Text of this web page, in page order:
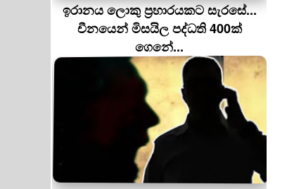
ඉරානය ලොකු ප‍්‍රහාරයකට සැරසේ...
චීනයෙන් මිසයිල පද්ධති 400ක්
ගෙනේ...